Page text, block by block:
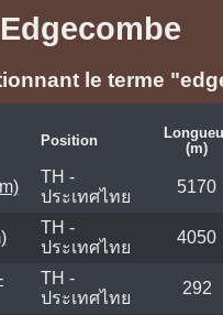
Edgecombe
le terme
Position
(m)
TH -
ประเทศไทย
5170
TH -
ประเทศไทย
4050
TH -
ประเทศไทย
292